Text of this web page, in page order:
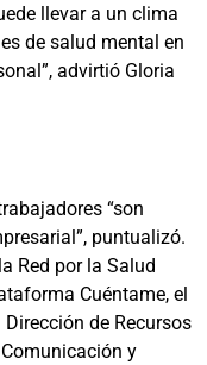
llevar a un clima
de salud mental en
advirtió Gloria
“son
puntualizó.
Red por la Salud
Cuéntame, el
de Recursos
y